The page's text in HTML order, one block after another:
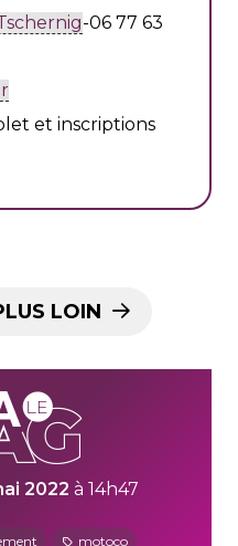
-06 77 63
et inscriptions
LOIN
2022 à 14h47
motoco